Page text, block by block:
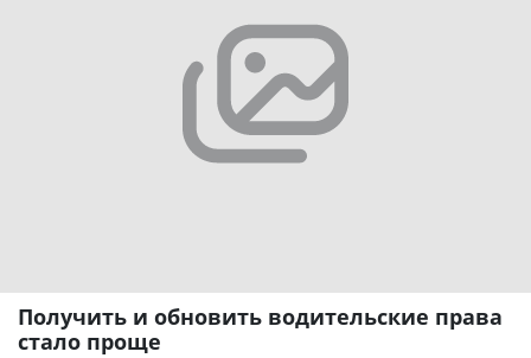
Получить и обновить водительские права
стало проще